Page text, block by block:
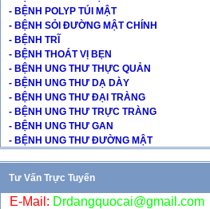
- BỆNH POLYP TÚI MẬT
- BỆNH SỎI ĐƯỜNG MẬT CHÍNH
- BỆNH TRĨ
- BỆNH THOÁT VỊ BẸN
- BỆNH UNG THƯ THỰC QUẢN
- BỆNH UNG THƯ DẠ DÀY
- BỆNH UNG THƯ ĐẠI TRÀNG
- BỆNH UNG THƯ TRỰC TRÀNG
- BỆNH UNG THƯ GAN
- BỆNH UNG THƯ ĐƯỜNG MẬT
Tư Vấn Trực Tuyến
E-Mail: Drdangquocai@gmail.com